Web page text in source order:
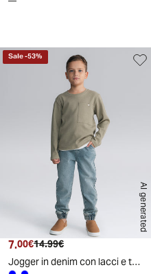
AI generated
Sale-53%
Prezzo attuale
7.00€ Prezzo originale
14.99€
Jogger in denim con lacci e tasche - Denim chiaro